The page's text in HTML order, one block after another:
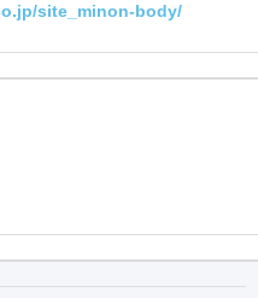
site_minon-body/